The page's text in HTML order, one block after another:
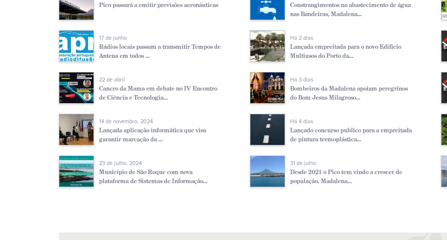
Pico passará a emitir previsões aeronáuticas
17 de junho
Rádios locais passam a transmitir Tempos de
Antena em todos ...
22 de abril
Cancro da Mama em debate no IV Encontro
de Ciência e Tecnologia...
14 de novembro, 2024
Lançada aplicação informática que visa
garantir marcação da ...
23 de julho, 2024
Município de São Roque com nova
plataforma de Sistemas de Informação...
Constrangimentos no abastecimento de água
nas Bandeiras, Madalena...
Há 2 dias
Lançada empreitada para o novo Edifício
Multiusos do Porto da...
Há 3 dias
Bombeiros da Madalena apoiam peregrinos
do Bom Jesus Milagroso...
Há 4 dias
Lançado concurso publico para a empreitada
de pintura termoplástica...
31 de julho
Desde 2021 o Pico tem vindo a crescer de
população. Madalena...